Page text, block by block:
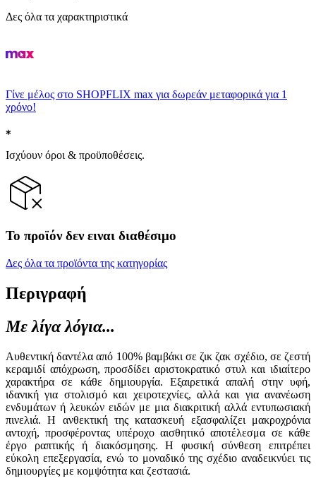
Δες όλα τα χαρακτηριστικά
Γίνε μέλος στο SHOPFLIX max για δωρεάν μεταφορικά για 1
χρόνο!
Ισχύουν όροι & προϋποθέσεις.
Το προϊόν δεν ειναι διαθέσιμο
Δες όλα τα προϊόντα της κατηγορίας
Περιγραφή
Με λίγα λόγια...
Αυθεντική δαντέλα από 100% βαμβάκι σε ζικ ζακ σχέδιο, σε ζεστή
κεραμιδί απόχρωση, προσδίδει αριστοκρατικό στυλ και ιδιαίτερο
χαρακτήρα σε κάθε δημιουργία. Εξαιρετικά απαλή στην υφή,
ιδανική για στολισμό και χειροτεχνίες, αλλά και για ανανέωση
ενδυμάτων ή λευκών ειδών με μια διακριτική αλλά εντυπωσιακή
πινελιά. Η ανθεκτική της κατασκευή εξασφαλίζει μακροχρόνια
αντοχή, προσφέροντας υπέροχο αισθητικό αποτέλεσμα σε κάθε
έργο ραπτικής ή διακόσμησης. Η φυσική σύνθεση επιτρέπει
εύκολη επεξεργασία, ενώ το μοναδικό της σχέδιο αναδεικνύει τις
δημιουργίες με κομψότητα και ζεστασιά.